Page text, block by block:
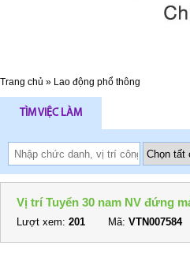
Trang chủ » Lao động phổ thông
TÌM VIỆC LÀM
Vị trí Tuyển 30 nam NV đứng
Lượt xem: 201 Mã: VTN007584